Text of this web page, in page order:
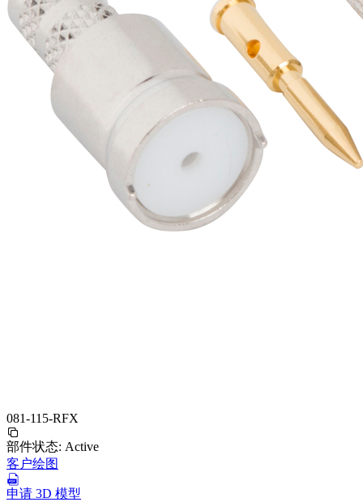
081-115-RFX
部件状态: Active
客户绘图
申请 3D 模型